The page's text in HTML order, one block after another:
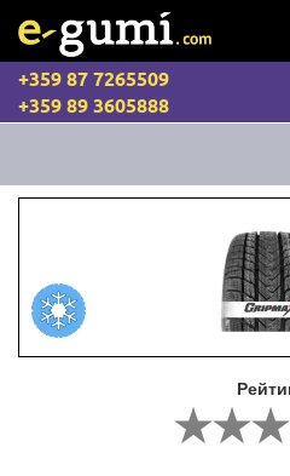
+359 87 7265509
+359 89 3605888